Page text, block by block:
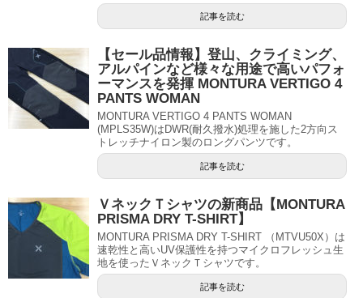
記事を読む
【セール品情報】登山、クライミング、
アルパインなど様々な用途で高いパフォ
ーマンスを発揮 MONTURA VERTIGO 4
PANTS WOMAN
MONTURA VERTIGO 4 PANTS WOMAN
(MPLS35W)はDWR(耐久撥水)処理を施した2方向ス
トレッチナイロン製のロングパンツです。
記事を読む
ＶネックＴシャツの新商品【MONTURA
PRISMA DRY T-SHIRT】
MONTURA PRISMA DRY T-SHIRT （MTVU50X）は
速乾性と高いUV保護性を持つマイクロフレッシュ生
地を使ったＶネックＴシャツです。
記事を読む